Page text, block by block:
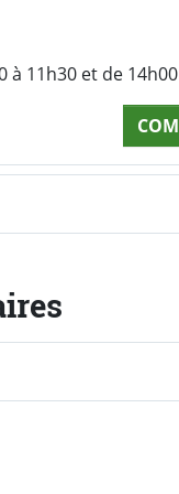
11h30 et de